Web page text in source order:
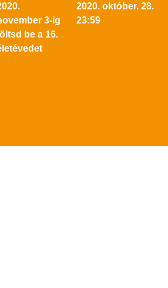
3-ig
be a 16.
2020. október. 28.
23:59